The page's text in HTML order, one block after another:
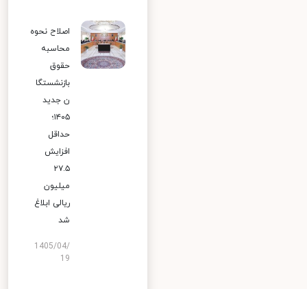
اصلاح نحوه
محاسبه
حقوق
بازنشستگا
ن جدید
۱۴۰۵؛
حداقل
افزایش
۲۷.۵
میلیون
ریالی ابلاغ
شد
1405/04/
19